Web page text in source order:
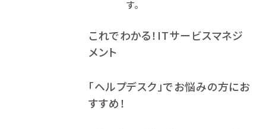
す。
これでわかる！ITサービスマネジ
メント
「ヘルプデスク」でお悩みの方にお
すすめ！